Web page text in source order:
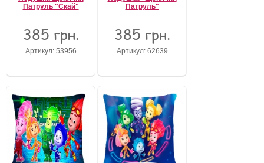
Патруль "Скай"
385 грн.
Артикул: 53956
Патруль"
385 грн.
Артикул: 62639